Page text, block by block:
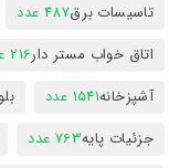
تاسیسات برق487 عدد
اتاق خواب مستر دار216 عدد
آشپزخانه1541 عدد
جزئیات پایه763 عدد